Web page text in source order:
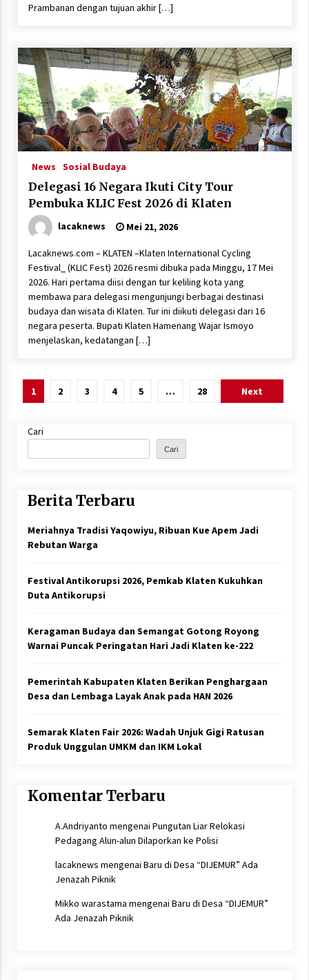
Prambanan dengan tujuan akhir […]
News Sosial Budaya
Delegasi 16 Negara Ikuti City Tour
Pembuka KLIC Fest 2026 di Klaten
lacaknews Mei 21, 2026
Lacaknews.com – KLATEN –Klaten International Cycling
Festival_ (KLIC Fest) 2026 resmi dibuka pada Minggu, 17 Mei
2026. Hari pertama diisi dengan tur keliling kota yang
membawa para delegasi mengunjungi berbagai destinasi
budaya dan wisata di Klaten. Tur ini diikuti delegasi dari 16
negara peserta. Bupati Klaten Hamenang Wajar Ismoyo
menjelaskan, kedatangan […]
Paginasi
1 2 3 4 5 … 28 Next
Cari
Cari
Berita Terbaru
Meriahnya Tradisi Yaqowiyu, Ribuan Kue Apem Jadi
Rebutan Warga
Festival Antikorupsi 2026, Pemkab Klaten Kukuhkan
Duta Antikorupsi
Keragaman Budaya dan Semangat Gotong Royong
Warnai Puncak Peringatan Hari Jadi Klaten ke-222
Pemerintah Kabupaten Klaten Berikan Penghargaan
Desa dan Lembaga Layak Anak pada HAN 2026
Semarak Klaten Fair 2026: Wadah Unjuk Gigi Ratusan
Produk Unggulan UMKM dan IKM Lokal
Komentar Terbaru
A.Andriyanto mengenai Pungutan Liar Relokasi
Pedagang Alun-alun Dilaporkan ke Polisi
lacaknews mengenai Baru di Desa “DIJEMUR” Ada
Jenazah Piknik
Mikko warastama mengenai Baru di Desa “DIJEMUR”
Ada Jenazah Piknik